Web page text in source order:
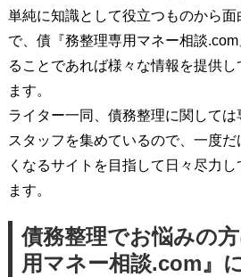
単純に知識として役立つものから面
で、債『務整理専用マネー相談
ることであれば様々な情報を提供
ます。
ライター一同、債務整理に関して
スタッフを集めているので、一度
くなるサイトを目指して日々尽力
ます。
債務整理でお悩みの
用マネー相談.com』